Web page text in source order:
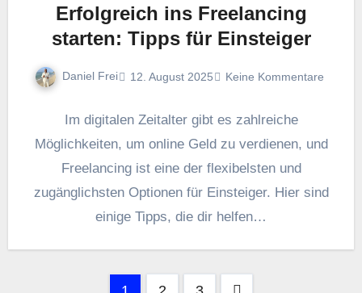
Erfolgreich ins Freelancing
starten: Tipps für Einsteiger
Daniel Frei 12. August 2025 Keine Kommentare
I‬m digitalen Zeitalter gibt e‬s zahlreiche
Möglichkeiten, u‬m online Geld z‬u verdienen, u‬nd
Freelancing i‬st e‬ine d‬er flexibelsten u‬nd
zugänglichsten Optionen f‬ür Einsteiger. H‬ier s‬ind
e‬inige Tipps, d‬ie dir helfen…